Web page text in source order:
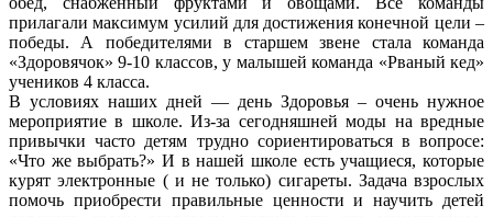
прилагали максимум усилий для достижения конечной цели –
победы. А победителями в старшем звене стала команда
«Здоровячок» 9-10 классов, у малышей команда «Рваный кед»
учеников 4 класса.
В условиях наших дней — день Здоровья – очень нужное
мероприятие в школе. Из-за сегодняшней моды на вредные
привычки часто детям трудно сориентироваться в вопросе:
«Что же выбрать?» И в нашей школе есть учащиеся, которые
курят электронные ( и не только) сигареты. Задача взрослых
помочь приобрести правильные ценности и научить детей